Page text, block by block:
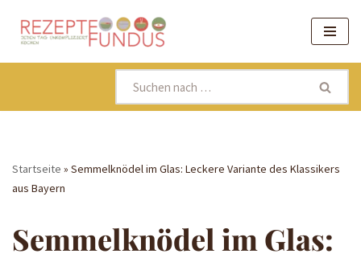
Zum
Inhalt
Startseite » Semmelknödel im Glas: Leckere Variante des Klassikers
aus Bayern
Semmelknödel im Glas: